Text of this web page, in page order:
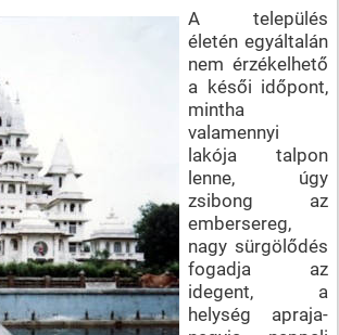
A település
életén egyáltalán
nem érzékelhető
a késői időpont,
mintha
valamennyi
lakója talpon
lenne, úgy
zsibong az
embersereg,
nagy sürgölődés
fogadja az
idegent, a
helység apraja-